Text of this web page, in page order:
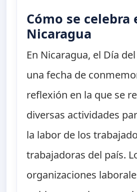
Cómo se celebra
Nicaragua
En Nicaragua, el Día
una fecha de
reflexión en la que se
diversas actividades
la labor de los
trabajadoras del país.
organizaciones